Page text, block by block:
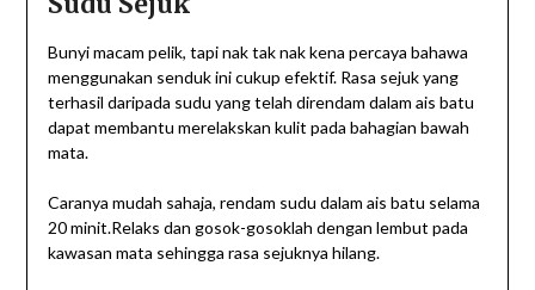
Bunyi macam pelik, tapi nak tak nak kena percaya bahawa
menggunakan senduk ini cukup efektif. Rasa sejuk yang
terhasil daripada sudu yang telah direndam dalam ais batu
dapat membantu merelakskan kulit pada bahagian bawah
mata.
Caranya mudah sahaja, rendam sudu dalam ais batu selama
20 minit.Relaks dan gosok-gosoklah dengan lembut pada
kawasan mata sehingga rasa sejuknya hilang.